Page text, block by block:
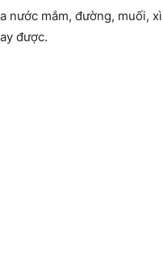
nước mắm, đường, muối,
được.